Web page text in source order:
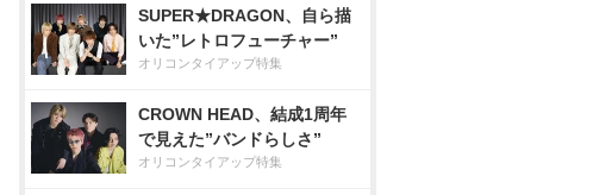
SUPER★DRAGON、自ら描
いた”レトロフューチャー”
オリコンタイアップ特集
CROWN HEAD、結成1周年
で見えた”バンドらしさ”
オリコンタイアップ特集